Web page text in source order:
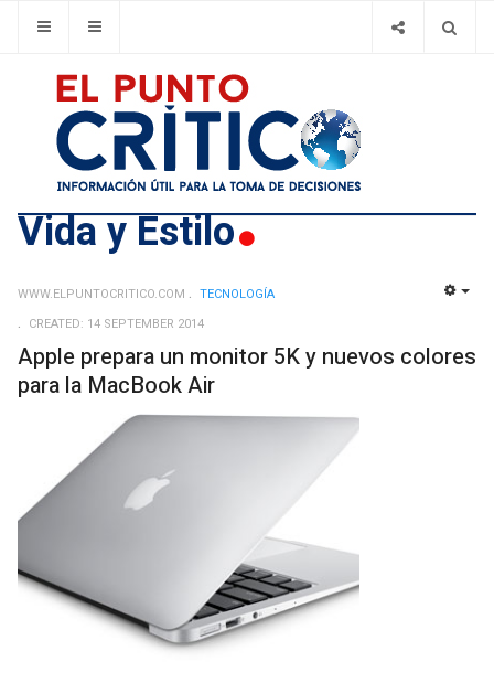
Vida y Estilo
WWW.ELPUNTOCRITICO.COM
TECNOLOGÍ­A
CREATED: 14 SEPTEMBER 2014
Apple prepara un monitor 5K y nuevos colores
para la MacBook Air